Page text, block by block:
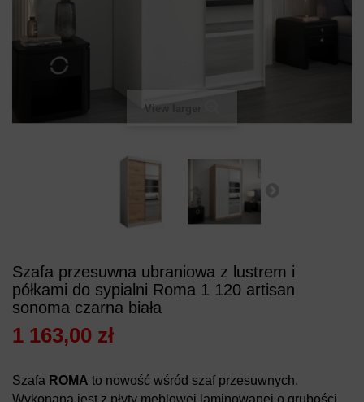
View larger
Szafa przesuwna ubraniowa z lustrem i
półkami do sypialni Roma 1 120 artisan
sonoma czarna biała
1 163,00 zł
Szafa ROMA to nowość wśród szaf przesuwnych.
Wykonana jest z płyty meblowej laminowanej o grubości